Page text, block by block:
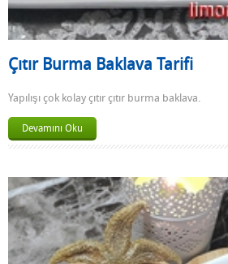
Çıtır Burma Baklava Tarifi
Yapılışı çok kolay çıtır çıtır burma baklava.
Devamını Oku